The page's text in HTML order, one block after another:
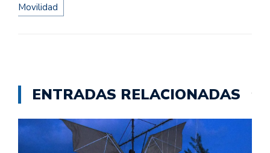
Movilidad
ENTRADAS RELACIONADAS